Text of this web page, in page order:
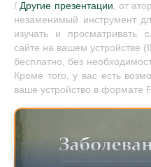
/Другие презентации, от
незаменимый инструмент
изучать и просматривать
сайте на вашем устройстве
бесплатно, без
Кроме того, у вас есть
ваше устройство в формате